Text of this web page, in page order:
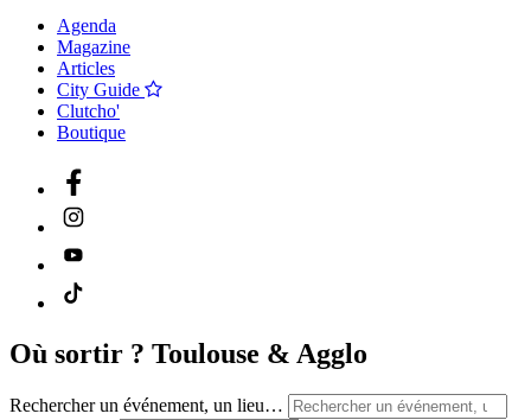
Agenda
Magazine
Articles
City Guide
Clutcho'
Boutique
Où sortir ? Toulouse & Agglo
Rechercher un événement, un lieu…